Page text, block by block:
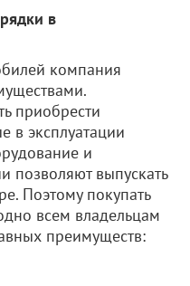
в
компания
приобрести
в эксплуатации
и
позволяют выпускать
Поэтому покупать
всем владельцам
преимуществ: